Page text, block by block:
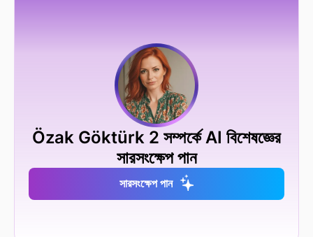
Özak Göktürk 2 সম্পর্কে AI বিশেষজ্ঞের
সারসংক্ষেপ পান
সারসংক্ষেপ পান